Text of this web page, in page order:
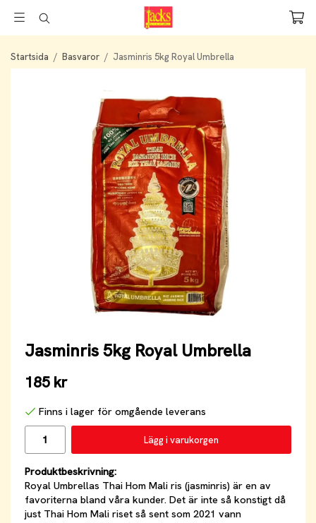
Startsida / Basvaror / Jasminris 5kg Royal Umbrella
Jasminris 5kg Royal Umbrella
185 kr
Finns i lager för omgående leverans
Lägg i varukorgen
Produktbeskrivning:
Royal Umbrellas Thai Hom Mali ris (jasminris) är en av
favoriterna bland våra kunder. Det är inte så konstigt då
just Thai Hom Mali riset så sent som 2021 vann